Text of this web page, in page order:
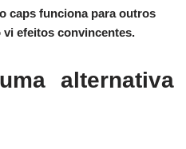
caps funciona para outros
vi efeitos convincentes.
alternativa